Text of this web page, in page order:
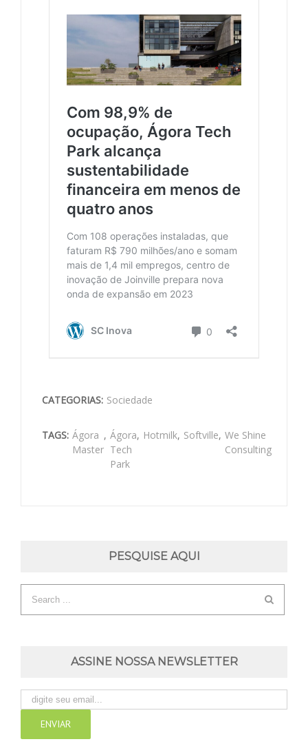
CATEGORIAS: Sociedade
TAGS: Ágora
Master
, Ágora
Tech
Park
, Hotmilk, Softville, We Shine
Consulting
PESQUISE AQUI
ASSINE NOSSA NEWSLETTER